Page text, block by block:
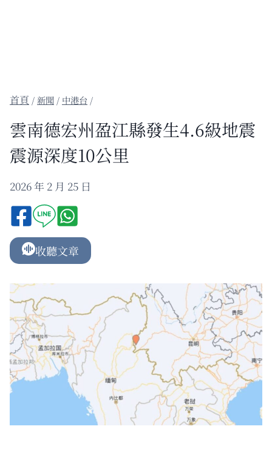
/新聞 / 中港台 /
雲南德宏州盈江縣發生4.6級地震
震源深度10公里
2026 年 2 月 25 日
收聽文章